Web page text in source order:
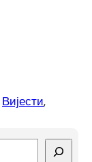
Вијести